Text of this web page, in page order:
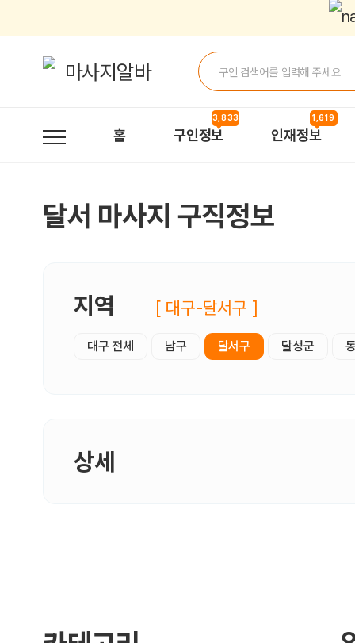
홈 구인정보
3,833
인재정보
1,619
달서 마사지 구직정보
지역 [ 대구-달서구 ]
대구 전체 남구 달서구 달성군
상세